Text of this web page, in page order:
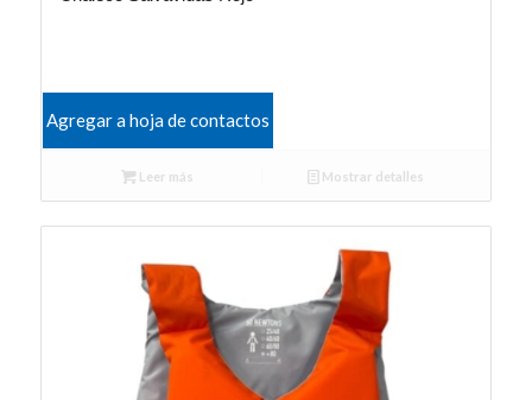
Agregar a hoja de contactos
Leer más Mostrar detalles